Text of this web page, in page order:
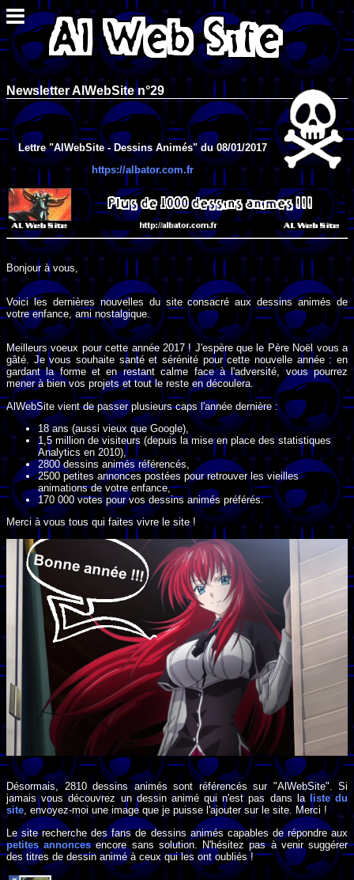
Newsletter AlWebSite n°29
Lettre "AlWebSite - Dessins Animés" du 08/01/2017
https://albator.com.fr
Bonjour à vous,
Voici les dernières nouvelles du site consacré aux dessins animés de
votre enfance, ami nostalgique.
Meilleurs voeux pour cette année 2017 ! J'espère que le Père Noël vous a
gâté. Je vous souhaite santé et sérénité pour cette nouvelle année : en
gardant la forme et en restant calme face à l'adversité, vous pourrez
mener à bien vos projets et tout le reste en découlera.
AlWebSite vient de passer plusieurs caps l'année dernière :
18 ans (aussi vieux que Google),
1,5 million de visiteurs (depuis la mise en place des statistiques
Analytics en 2010),
2800 dessins animés référencés,
2500 petites annonces postées pour retrouver les vieilles
animations de votre enfance,
170 000 votes pour vos dessins animés préférés.
Merci à vous tous qui faites vivre le site !
Désormais, 2810 dessins animés sont référencés sur "AlWebSite". Si
jamais vous découvrez un dessin animé qui n'est pas dans la liste du
site, envoyez-moi une image que je puisse l'ajouter sur le site. Merci !
Le site recherche des fans de dessins animés capables de répondre aux
petites annoncesencore sans solution. N'hésitez pas à venir suggérer
des titres de dessin animé à ceux qui les ont oubliés !